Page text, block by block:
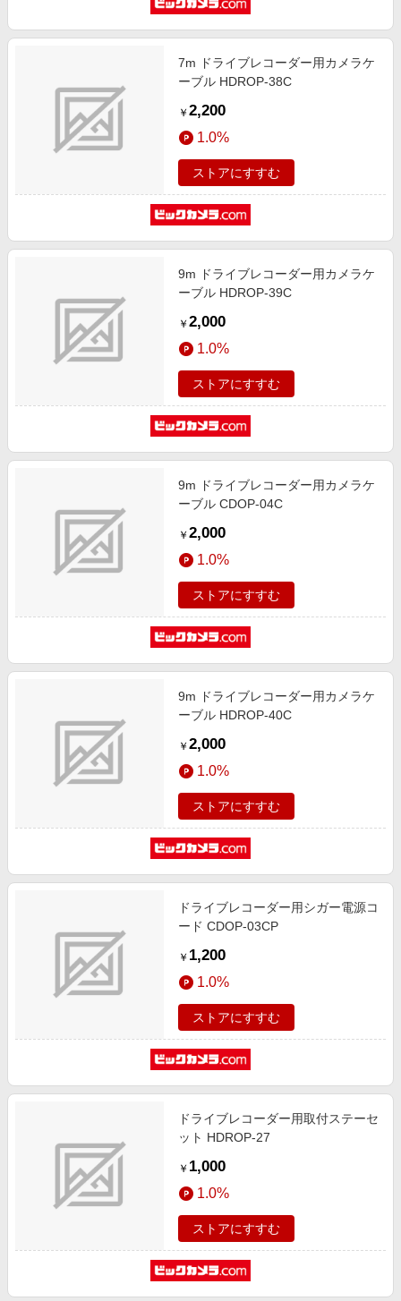
7m ドライブレコーダー用カメラケ
ーブル HDROP-38C
￥ 2,200
1.0%
ストアにすすむ
9m ドライブレコーダー用カメラケ
ーブル HDROP-39C
￥ 2,000
1.0%
ストアにすすむ
9m ドライブレコーダー用カメラケ
ーブル CDOP-04C
￥ 2,000
1.0%
ストアにすすむ
9m ドライブレコーダー用カメラケ
ーブル HDROP-40C
￥ 2,000
1.0%
ストアにすすむ
ドライブレコーダー用シガー電源コ
ード CDOP-03CP
￥ 1,200
1.0%
ストアにすすむ
ドライブレコーダー用取付ステーセ
ット HDROP-27
￥ 1,000
1.0%
ストアにすすむ